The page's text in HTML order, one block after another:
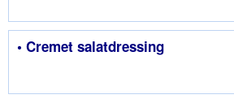
• Cremet salatdressing